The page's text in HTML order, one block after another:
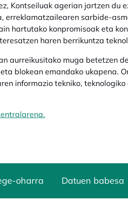
Kontseiluak agerian jartzen du
erreklamatzailearen sarbide-
hartutako konpromisoak eta
haren berrikuntza
aurreikusitako muga betetzen
blokean emandako ukapena.
informazio tekniko, teknologiko
oharra Datuen babesa